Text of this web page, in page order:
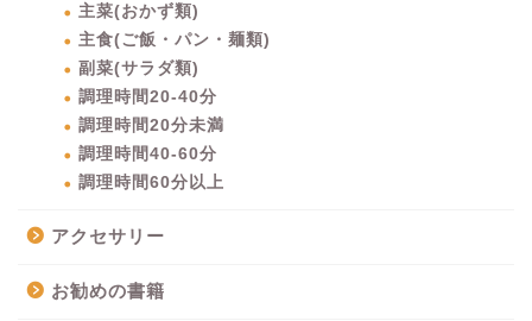
主菜(おかず類)
主食(ご飯・パン・麺類)
副菜(サラダ類)
調理時間20-40分
調理時間20分未満
調理時間40-60分
調理時間60分以上
アクセサリー
お勧めの書籍